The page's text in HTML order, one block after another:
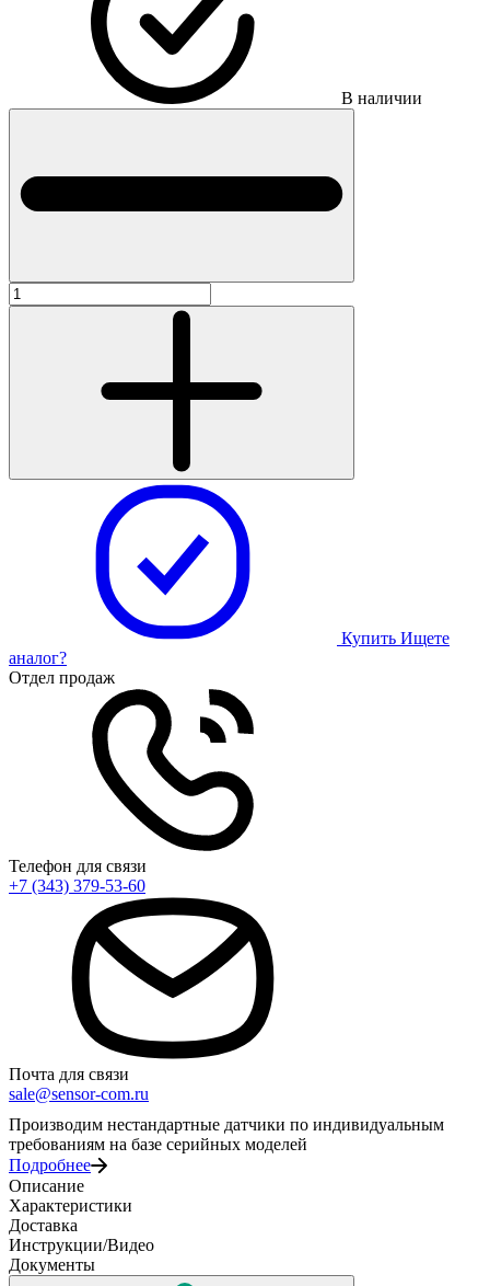
В наличии
Купить Ищете
аналог?
Отдел продаж
Телефон для связи
+7 (343) 379-53-60
Почта для связи
sale@sensor-com.ru
Производим нестандартные датчики по индивидуальным
требованиям на базе серийных моделей
Подробнее
Описание
Характеристики
Доставка
Инструкции/Видео
Документы